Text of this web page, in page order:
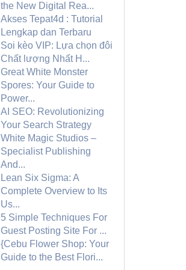
the New Digital Rea...
Akses Tepat4d : Tutorial
Lengkap dan Terbaru
Soi kèo VIP: Lựa chọn đôi
Chất lượng Nhất H...
Great White Monster
Spores: Your Guide to
Power...
AI SEO: Revolutionizing
Your Search Strategy
White Magic Studios –
Specialist Publishing
And...
Lean Six Sigma: A
Complete Overview to Its
Us...
5 Simple Techniques For
Guest Posting Site For ...
{Cebu Flower Shop: Your
Guide to the Best Flori...